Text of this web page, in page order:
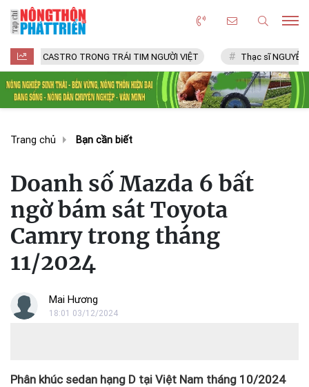
TRONG TRÁI TIM NGƯỜI VIỆT Thạc sĩ NGUYỄN VĂN CHÍ
Trang chủ Bạn cần biết
Doanh số Mazda 6 bất
ngờ bám sát Toyota
Camry trong tháng
11/2024
Mai Hương
18:01 03/12/2024
Phân khúc sedan hạng D tại Việt Nam tháng 10/2024